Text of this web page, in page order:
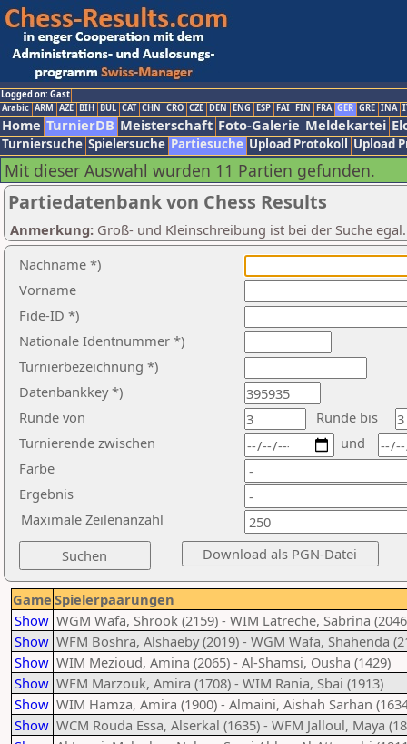
Logged on: Gast
Arabic ARM AZE BIH BUL CAT CHN CRO CZE DEN ENG ESP FAI FIN FRA GER GRE INA
Home TurnierDB Meisterschaft Foto-Galerie Meldekartei
Turniersuche Spielersuche Partiesuche Upload Protokoll Upload
Mit dieser Auswahl wurden 11 Partien gefunden.
Partiedatenbank von Chess Results
Anmerkung: Groß- und Kleinschreibung ist bei der Suche
Nachname *)
Vorname
Fide-ID *)
Nationale Identnummer *)
Turnierbezeichnung *)
Datenbankkey *)
Runde von
Runde bis
Turnierende zwischen
Farbe
Ergebnis
und
Maximale Zeilenanzahl
Game Spielerpaarungen
Show WGM Wafa, Shrook (2159) - WIM Latreche, Sabrina
Show WFM Boshra, Alshaeby (2019) - WGM Wafa, Shahenda
Show WIM Mezioud, Amina (2065) - Al-Shamsi, Ousha (1429)
Show WFM Marzouk, Amira (1708) - WIM Rania, Sbai (1913)
Show WIM Hamza, Amira (1900) - Almaini, Aishah Sarhan
Show WCM Rouda Essa, Alserkal (1635) - WFM Jalloul, Maya